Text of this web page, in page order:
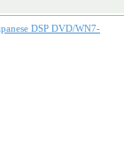
DSP DVD/WN7-